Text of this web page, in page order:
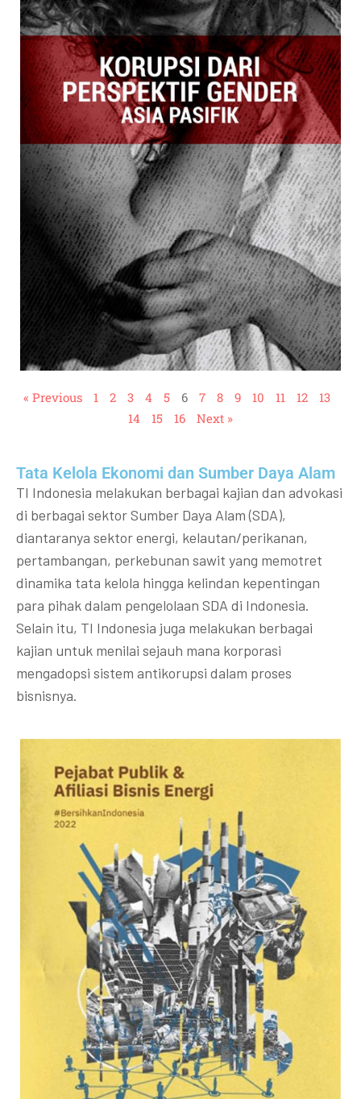
« Previous 1 2 3 4 5 6 7 8 9 10 11 12
13
14
15 16 Next »
Tata Kelola Ekonomi dan Sumber Daya Alam
TI Indonesia melakukan berbagai kajian dan advokasi
di berbagai sektor Sumber Daya Alam (SDA),
diantaranya sektor energi, kelautan/perikanan,
pertambangan, perkebunan sawit yang memotret
dinamika tata kelola hingga kelindan kepentingan
para pihak dalam pengelolaan SDA di Indonesia.
Selain itu, TI Indonesia juga melakukan berbagai
kajian untuk menilai sejauh mana korporasi
mengadopsi sistem antikorupsi dalam proses
bisnisnya.